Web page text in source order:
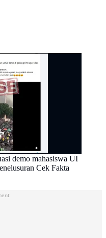
demo mahasiswa UI
Cek Fakta